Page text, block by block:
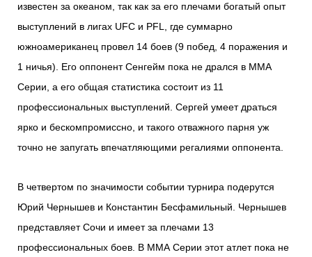
известен за океаном, так как за его плечами богатый опыт
выступлений в лигах UFC и PFL, где суммарно
южноамериканец провел 14 боев (9 побед, 4 поражения и
1 ничья). Его оппонент Сенгейм пока не дрался в ММА
Серии, а его общая статистика состоит из 11
профессиональных выступлений. Сергей умеет драться
ярко и бескомпромиссно, и такого отважного парня уж
точно не запугать впечатляющими регалиями оппонента.
В четвертом по значимости событии турнира подерутся
Юрий Чернышев и Константин Бесфамильный. Чернышев
представляет Сочи и имеет за плечами 13
профессиональных боев. В ММА Серии этот атлет пока не